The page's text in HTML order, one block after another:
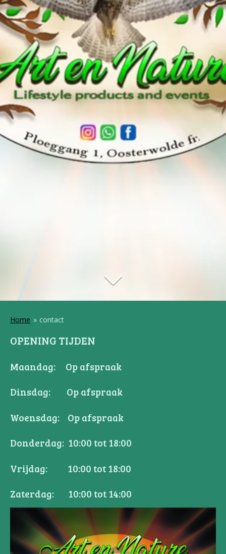
Home » contact
OPENING TIJDEN
Maandag: Op afspraak
Dinsdag: Op afspraak
Woensdag: Op afspraak
Donderdag: 10:00 tot 18:00
Vrijdag: 10:00 tot 18:00
Zaterdag: 10:00 tot 14:00